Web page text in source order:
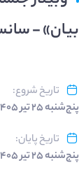
بیان» -
تاریخ شروع:
پنج‌شنبه ۲۵ تیر ۱۴۰۵ ، ساعت ۱۴:۳۰
تاریخ پایان:
پنج‌شنبه ۲۵ تیر ۱۴۰۵ ، ساعت ۱۶:۳۰